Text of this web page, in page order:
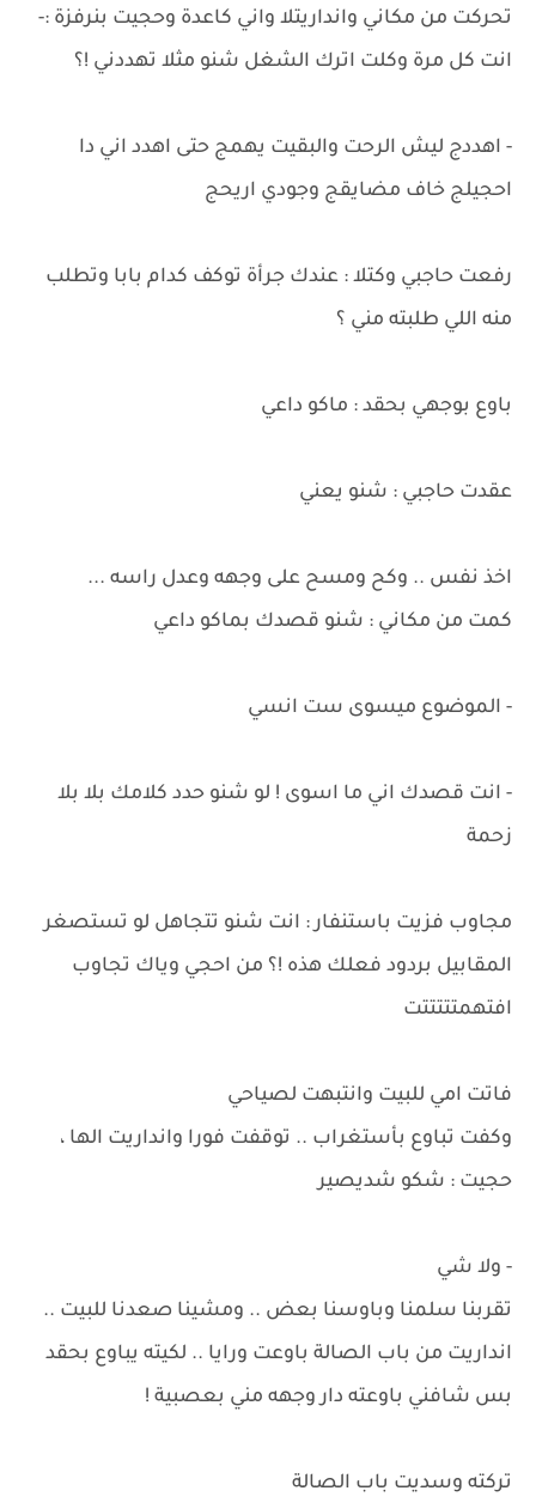
تحركت من مكاني وانداريتلا واني كاعدة وحجيت بنرفزة :-
انت كل مرة وكلت اترك الشغل شنو مثلا تهددني !؟
- اهددج ليش الرحت والبقيت يهمج حتى اهدد اني دا
احجيلج خاف مضايقج وجودي اريحج
رفعت حاجبي وكتلا : عندك جرأة توكف كدام بابا وتطلب
منه اللي طلبته مني ؟
باوع بوجهي بحقد : ماكو داعي
عقدت حاجبي : شنو يعني
اخذ نفس .. وكح ومسح على وجهه وعدل راسه ...
كمت من مكاني : شنو قصدك بماكو داعي
- الموضوع ميسوى ست انسي
- انت قصدك اني ما اسوى ! لو شنو حدد كلامك بلا بلا
زحمة
مجاوب فزيت باستنفار : انت شنو تتجاهل لو تستصغر
المقابيل بردود فعلك هذه !؟ من احجي وياك تجاوب
افتهمتتتتتت
فاتت امي للبيت وانتبهت لصياحي
وكفت تباوع بأستغراب .. توقفت فورا وانداريت الها ،
حجيت : شكو شديصير
- ولا شي
تقربنا سلمنا وباوسنا بعض .. ومشينا صعدنا للبيت ..
انداريت من باب الصالة باوعت ورايا .. لكيته يباوع بحقد
بس شافني باوعته دار وجهه مني بعصبية !
تركته وسديت باب الصالة